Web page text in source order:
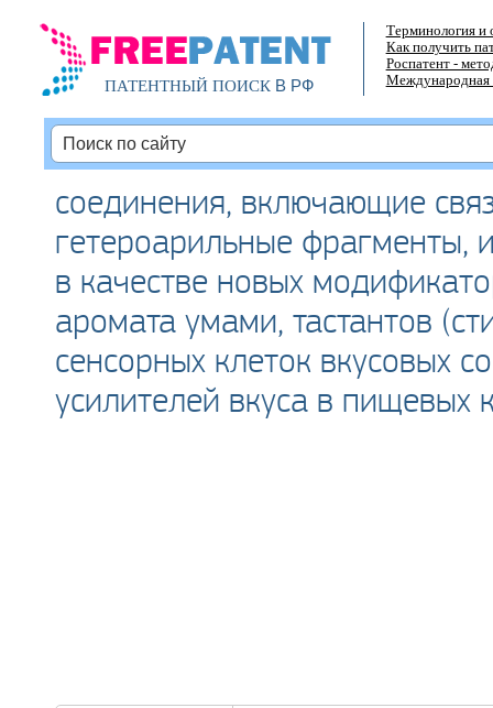
ПАТЕНТНЫЙ ПОИСКВ РФ
Терминология и
Как получить
Роспатент -
Международная
соединения, включающие
гетероарильные фрагменты,
в качестве новых
аромата умами, тастантов
сенсорных клеток вкусовых
усилителей вкуса в пищевых